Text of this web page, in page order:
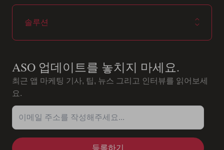
솔루션
ASO 업데이트를 놓치지 마세요.
최근 앱 마케팅 기사, 팁, 뉴스 그리고 인터뷰를 읽어보세
요.
이메일 주소를 작성해주세요...